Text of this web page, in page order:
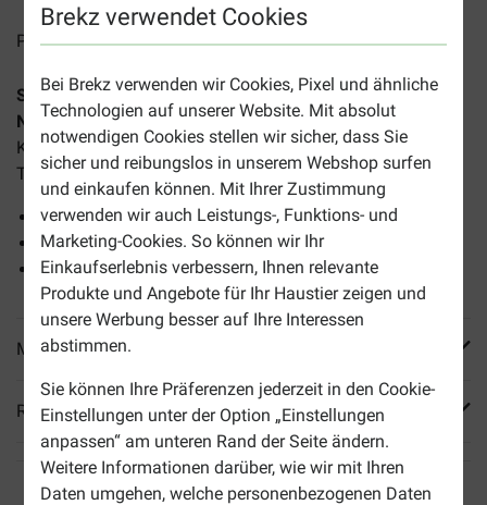
Brekz verwendet Cookies
Bei Brekz verwenden wir Cookies, Pixel und ähnliche
Technologien auf unserer Website. Mit absolut
notwendigen Cookies stellen wir sicher, dass Sie
sicher und reibungslos in unserem Webshop surfen
und einkaufen können. Mit Ihrer Zustimmung
verwenden wir auch Leistungs-, Funktions- und
Marketing-Cookies. So können wir Ihr
Einkaufserlebnis verbessern, Ihnen relevante
Produkte und Angebote für Ihr Haustier zeigen und
unsere Werbung besser auf Ihre Interessen
abstimmen.
Sie können Ihre Präferenzen jederzeit in den Cookie-
Einstellungen unter der Option „Einstellungen
anpassen“ am unteren Rand der Seite ändern.
Weitere Informationen darüber, wie wir mit Ihren
Daten umgehen, welche personenbezogenen Daten
Preise inkl. MwSt zzgl.Versandkosten
Schesir Cat Soup mit Thunfisch & Tintenfisch Katzen-
Nassfutterist ein köstliches, ergänzendes Nassfutter für
Katzen in Suppenform. Mit leckerem Thunfisch und
Tintenfisch.
Getreide- und glutenfrei
Ohne Tierversuche
Ohne künstliche Zusatzstoffe
Mehr Produktinfos
Reviews